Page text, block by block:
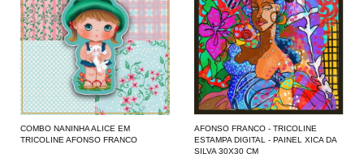
COMBO NANINHA ALICE EM
TRICOLINE AFONSO FRANCO
AFONSO FRANCO - TRICOLINE
ESTAMPA DIGITAL - PAINEL XICA DA
SILVA 30X30 CM